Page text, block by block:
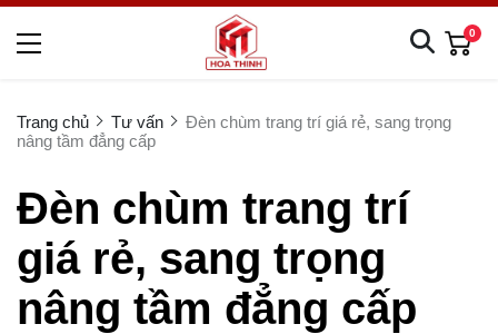
0
Trang chủ Tư vấn
Đèn chùm trang trí giá rẻ, sang trọng
nâng tầm đẳng cấp
Đèn chùm trang trí
giá rẻ, sang trọng
nâng tầm đẳng cấp